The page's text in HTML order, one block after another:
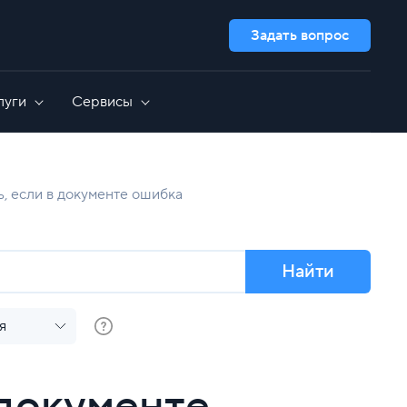
Задать вопрос
Nextcloud
Все приложения
Администрирование серверов
Сервисы
если в документе ошибка
Найти